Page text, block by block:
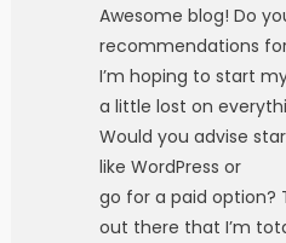
Awesome blog! Do
recommendations
I’m hoping to start
a little lost on
Would you advise
like WordPress or
go for a paid option?
out there that I’m